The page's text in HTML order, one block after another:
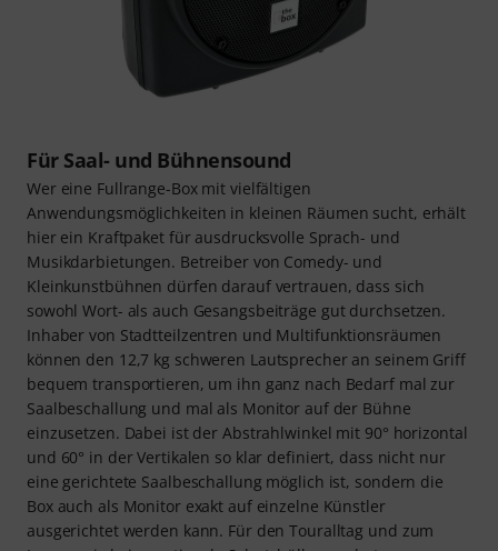
Für Saal- und Bühnensound
Wer eine Fullrange-Box mit vielfältigen
Anwendungsmöglichkeiten in kleinen Räumen sucht, erhält
hier ein Kraftpaket für ausdrucksvolle Sprach- und
Musikdarbietungen. Betreiber von Comedy- und
Kleinkunstbühnen dürfen darauf vertrauen, dass sich
sowohl Wort- als auch Gesangsbeiträge gut durchsetzen.
Inhaber von Stadtteilzentren und Multifunktionsräumen
können den 12,7 kg schweren Lautsprecher an seinem Griff
bequem transportieren, um ihn ganz nach Bedarf mal zur
Saalbeschallung und mal als Monitor auf der Bühne
einzusetzen. Dabei ist der Abstrahlwinkel mit 90° horizontal
und 60° in der Vertikalen so klar definiert, dass nicht nur
eine gerichtete Saalbeschallung möglich ist, sondern die
Box auch als Monitor exakt auf einzelne Künstler
ausgerichtet werden kann. Für den Touralltag und zum